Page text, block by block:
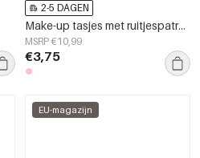
2-5 DAGEN
Make-up tasjes met ruitjespatroon, casual, polyester, dagelijkse accessoires
MSRP €10,99
€3,75
EU-magazijn